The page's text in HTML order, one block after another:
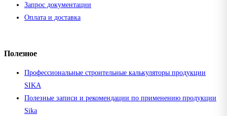
Запрос документации
Оплата и доставка
Полезное
Профессиональные строительные калькуляторы продукции
SIKA
Полезные записи и рекомендации по применению продукции
Sika